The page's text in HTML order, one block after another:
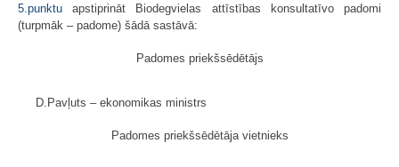
5.punktu apstiprināt Biodegvielas attīstības konsultatīvo padomi
(turpmāk – padome) šādā sastāvā:
Padomes priekšsēdētājs
D.Pavļuts – ekonomikas ministrs
Padomes priekšsēdētāja vietnieks